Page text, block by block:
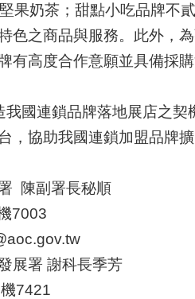
果奶茶；甜點小吃品牌不
色之商品與服務。此外，
有高度合作意願並具備採
國連鎖品牌落地展店之
，協助我國連鎖加盟品牌
陳副署長秘順
7003
展署 謝科長季芳
7421